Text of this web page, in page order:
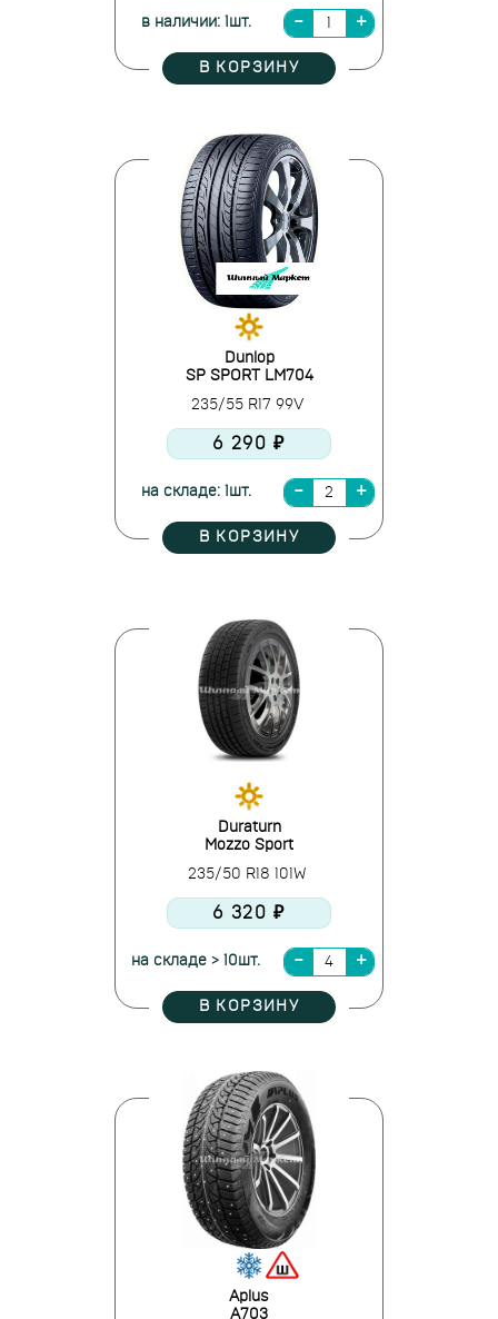
в наличии: 1шт.
В КОРЗИНУ
Dunlop
SP SPORT LM704
235/55 R17 99V
6 290 ₽
на складе: 1шт.
В КОРЗИНУ
Duraturn
Mozzo Sport
235/50 R18 101W
6 320 ₽
на складе > 10шт.
В КОРЗИНУ
Aplus
A703